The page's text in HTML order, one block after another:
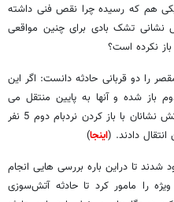
هم که رسیده چرا نقص فنی داشته
نشانی تشک بادی برای چنین مواقعی
باز نکرده است؟
را دو قربانی حادثه دانست: اگر این
دوم باز شده و آنها به پایین منتقل می
شدند. 2 دقیقه پس از سقوط این افراد آتش نشانان با باز کردن نردبام دوم 5 نفر
دادند. (اینجا)
شدند تا دراین باره بررسی هایی انجام
را مامور کرد تا حادثه آتش‌سوزی